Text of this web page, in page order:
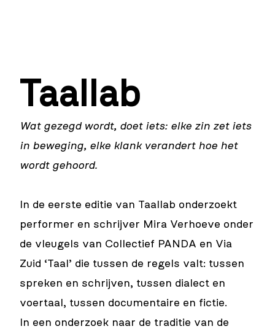
Taallab
Wat gezegd wordt, doet iets: elke zin zet iets
in beweging, elke klank verandert hoe het
wordt gehoord.
In de eerste editie van Taallab onderzoekt
performer en schrijver Mira Verhoeve onder
de vleugels van Collectief PANDA en Via
Zuid ‘Taal’ die tussen de regels valt: tussen
spreken en schrijven, tussen dialect en
voertaal, tussen documentaire en fictie.
In een onderzoek naar de traditie van de